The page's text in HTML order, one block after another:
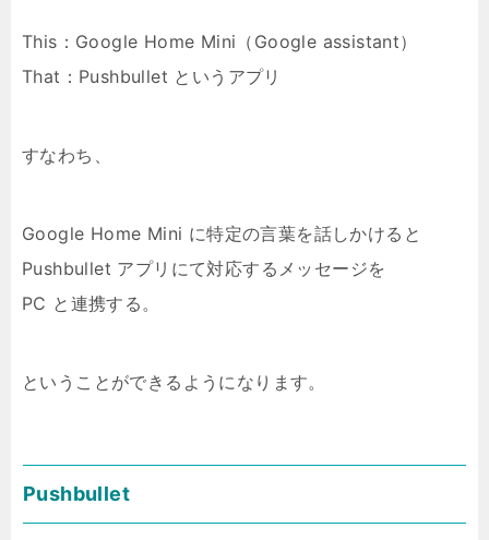
This：Google Home Mini（Google assistant）
That：Pushbullet というアプリ
すなわち、
Google Home Mini に特定の言葉を話しかけると
Pushbullet アプリにて対応するメッセージを
PC と連携する。
ということができるようになります。
Pushbullet